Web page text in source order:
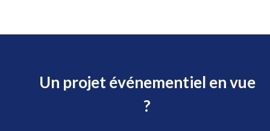
Un projet événementiel en vue
?